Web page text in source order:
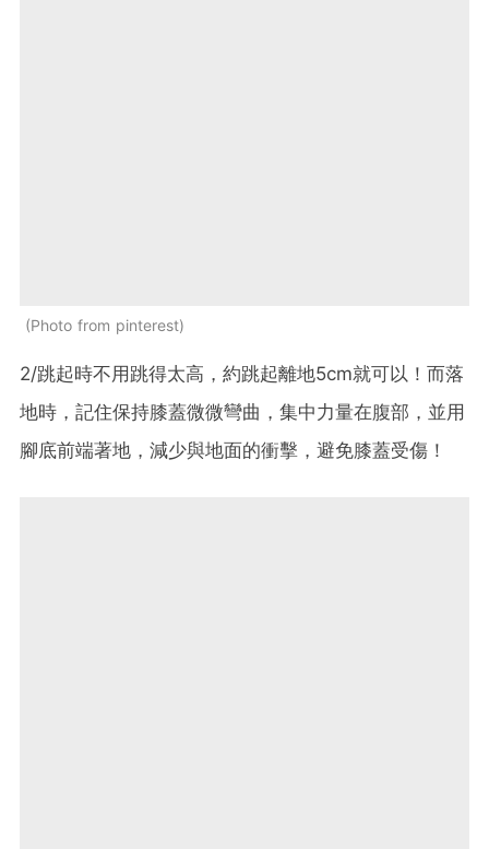
Photo from pinterest
2/跳起時不用跳得太高，約跳起離地5cm就可以！而落
地時，記住保持膝蓋微微彎曲，集中力量在腹部，並用
腳底前端著地，減少與地面的衝擊，避免膝蓋受傷！